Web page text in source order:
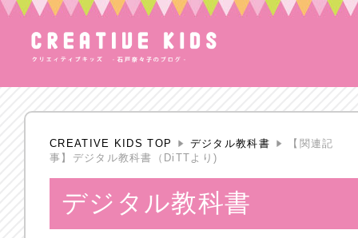
CREATIVE KIDS TOP デジタル教科書
【関連記
事】デジタル教科書（DiTTより)
デジタル教科書